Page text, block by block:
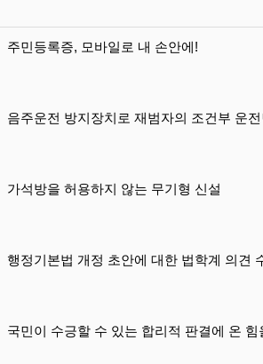
주민등록증, 모바일로 내 손안에!
음주운전 방지장치로 재범자의 조건부 운
가석방을 허용하지 않는 무기형 신설
행정기본법 개정 초안에 대한 법학계 의견
국민이 수긍할 수 있는 합리적 판결에 온 힘